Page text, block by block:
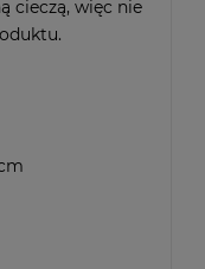
cieczą, więc nie